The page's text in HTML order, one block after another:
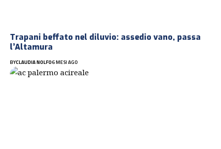
Trapani beffato nel diluvio: assedio vano, passa
l’Altamura
BYCLAUDIA NOLFO6 MESI AGO